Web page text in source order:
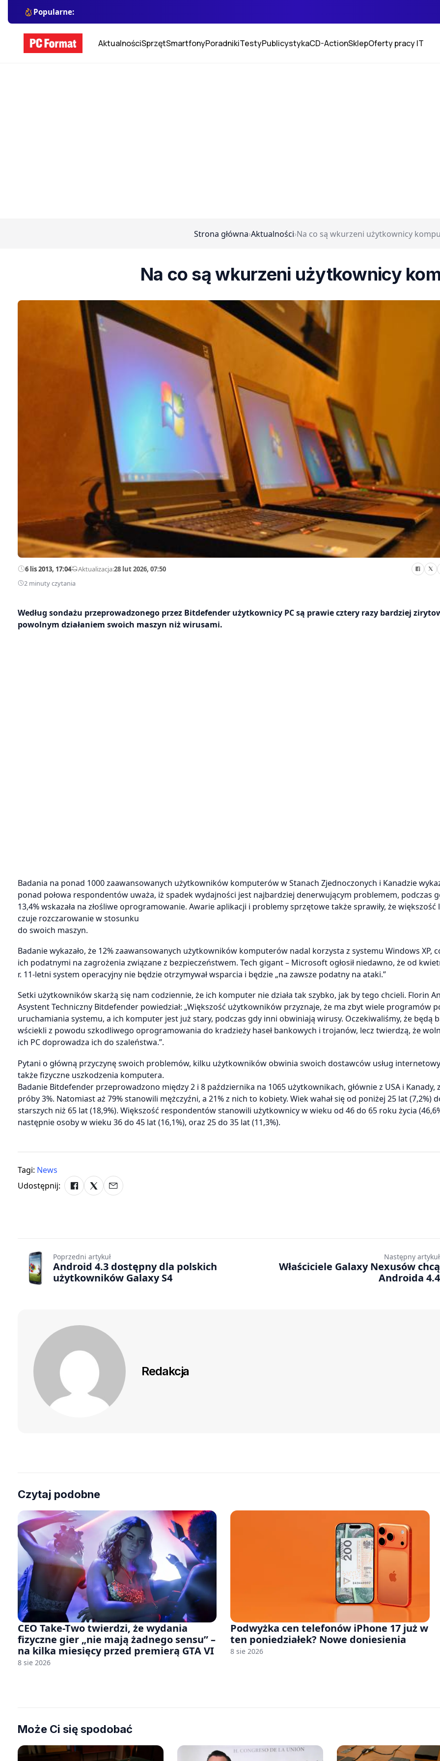
Popularne:
AktualnościSprzętSmartfonyPoradnikiTestyPublicystykaCD-ActionSklepOferty pracy IT
Strona główna›Aktualności›Na co są wkurzeni użytkownicy
Na co są wkurzeni użytkownicy
6 lis 2013, 17:04—Aktualizacja:28 lut 2026, 07:50
2 minuty czytania
Według sondażu przeprowadzonego przez Bitdefender użytkownicy PC są prawie cztery razy bardziej
powolnym działaniem swoich maszyn niż wirusami.
Badania na ponad 1000 zaawansowanych użytkowników komputerów w Stanach Zjednoczonych i Kanadzie
ponad połowa respondentów uważa, iż spadek wydajności jest najbardziej denerwującym problemem, podczas
13,4% wskazała na złośliwe oprogramowanie. Awarie aplikacji i problemy sprzętowe także sprawiły, że większość
czuje rozczarowanie w stosunku
do swoich maszyn.
Badanie wykazało, że 12% zaawansowanych użytkowników komputerów nadal korzysta z systemu Windows XP,
ich podatnymi na zagrożenia związane z bezpieczeństwem. Tech gigant – Microsoft ogłosił niedawno, że od
r. 11-letni system operacyjny nie będzie otrzymywał wsparcia i będzie „na zawsze podatny na ataki.”
Setki użytkowników skarżą się nam codziennie, że ich komputer nie działa tak szybko, jak by tego chcieli. Florin
Asystent Techniczny Bitdefender powiedział: „Większość użytkowników przyznaje, że ma zbyt wiele programów
uruchamiania systemu, a ich komputer jest już stary, podczas gdy inni obwiniają wirusy. Oczekiwaliśmy, że będą
wściekli z powodu szkodliwego oprogramowania do kradzieży haseł bankowych i trojanów, lecz twierdzą, że
ich PC doprowadza ich do szaleństwa.”.
Pytani o główną przyczynę swoich problemów, kilku użytkowników obwinia swoich dostawców usług
także fizyczne uszkodzenia komputera.
Badanie Bitdefender przeprowadzono między 2 i 8 października na 1065 użytkownikach, głównie z USA i Kanady,
próby 3%. Natomiast aż 79% stanowili mężczyźni, a 21% z nich to kobiety. Wiek wahał się od poniżej 25 lat (7,2%)
starszych niż 65 lat (18,9%). Większość respondentów stanowili użytkownicy w wieku od 46 do 65 roku życia
następnie osoby w wieku 36 do 45 lat (16,1%), oraz 25 do 35 lat (11,3%).
Tagi: News
Udostępnij:
Poprzedni artykuł
Android 4.3 dostępny dla polskich
użytkowników Galaxy S4
Następny artykuł
Właściciele Galaxy Nexusów chcą
Androida 4.4
Redakcja
Czytaj podobne
CEO Take-Two twierdzi, że wydania
fizyczne gier „nie mają żadnego sensu” –
na kilka miesięcy przed premierą GTA VI
8 sie 2026
Podwyżka cen telefonów iPhone 17 już w
ten poniedziałek? Nowe doniesienia
8 sie 2026
Może Ci się spodobać